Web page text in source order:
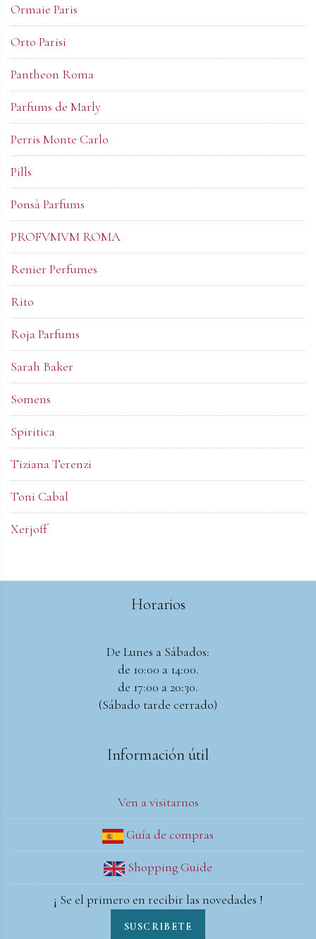
Ormaie Paris
Orto Parisi
Pantheon Roma
Parfums de Marly
Perris Monte Carlo
Pills
Ponsà Parfums
PROFVMVM ROMA
Renier Perfumes
Rito
Roja Parfums
Sarah Baker
Somens
Spiritica
Tiziana Terenzi
Toni Cabal
Xerjoff
Horarios
De Lunes a Sábados:
de 10:00 a 14:00.
de 17:00 a 20:30.
(Sábado tarde cerrado)
Información útil
Ven a visitarnos
Guía de compras
Shopping Guide
¡ Se el primero en recibir las novedades !
SUSCRIBETE